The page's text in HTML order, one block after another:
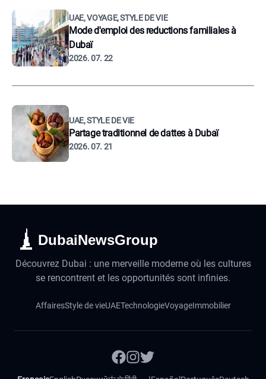
UAE, VOYAGE, STYLE DE VIE
Mode d'emploi des reductions familiales à
Dubaï
2026. 07. 22
UAE, STYLE DE VIE
Partage traditionnel de dattes à Dubaï
2026. 07. 21
DubaiNewsGroup
Découvrez Dubai : une merveille moderne où les cultures
se rencontrent et les opportunités sont infinies.
AffairesStyle de vieUAETechnologieVoyageImmobilier